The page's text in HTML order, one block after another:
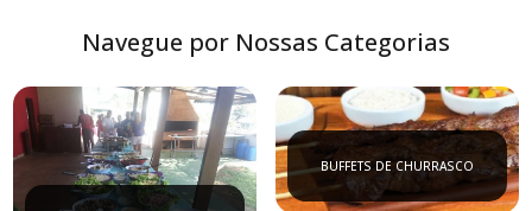
Navegue por Nossas Categorias
BUFFETS DE CHURRASCO